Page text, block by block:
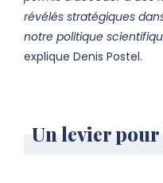
révélés stratégiques
notre politique
explique Denis Postel.
Un levier pour